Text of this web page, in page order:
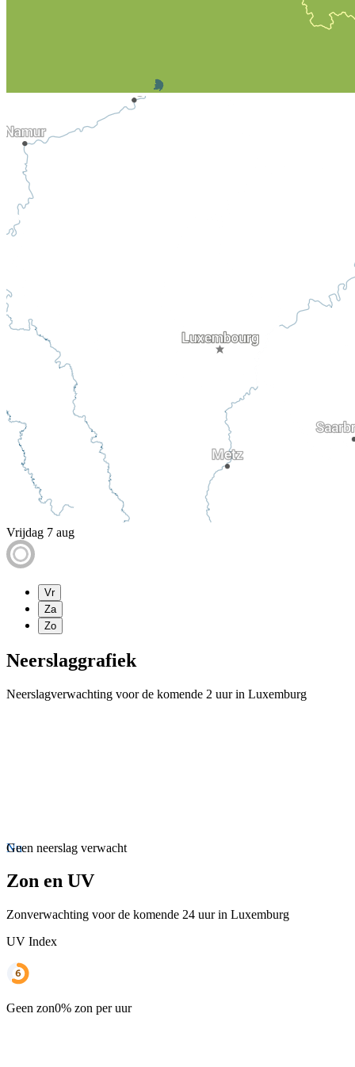
Vrijdag 7 aug
Vr
Za
Zo
Neerslaggrafiek
Neerslagverwachting voor de komende 2 uur in Luxemburg
Nu
Geen neerslag verwacht
Zon en UV
Zonverwachting voor de komende 24 uur in Luxemburg
UV Index
Geen zon0% zon per uur